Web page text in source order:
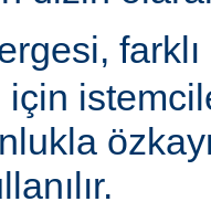
için